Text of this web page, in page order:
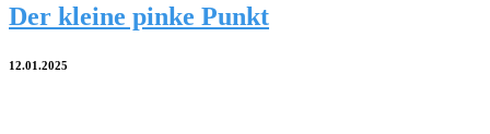
Der kleine pinke Punkt
12.01.2025